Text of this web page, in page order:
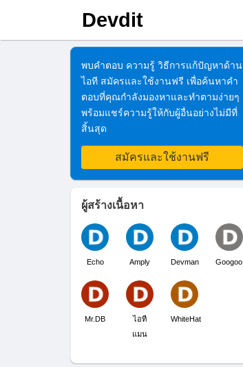
Devdit
พบคำตอบ ความรู้ วิธีการแก้ปัญหาด้าน
ไอที สมัครและใช้งานฟรี เพื่อค้นหาคำ
ตอบที่คุณกำลังมองหาและทำตามง่ายๆ
พร้อมแชร์ความรู้ให้กับผู้อื่นอย่างไม่มีที่
สิ้นสุด
สมัครและใช้งานฟรี
ผู้สร้างเนื้อหา
Echo Amply Devman Googoo
Mr.DB
ไอที
แมน
WhiteHat